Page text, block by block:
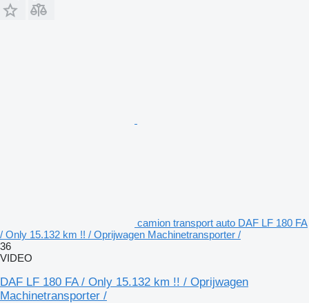
camion transport auto DAF LF 180 FA
/ Only 15.132 km !! / Oprijwagen Machinetransporter /
36
VIDEO
DAF LF 180 FA / Only 15.132 km !! / Oprijwagen
Machinetransporter /